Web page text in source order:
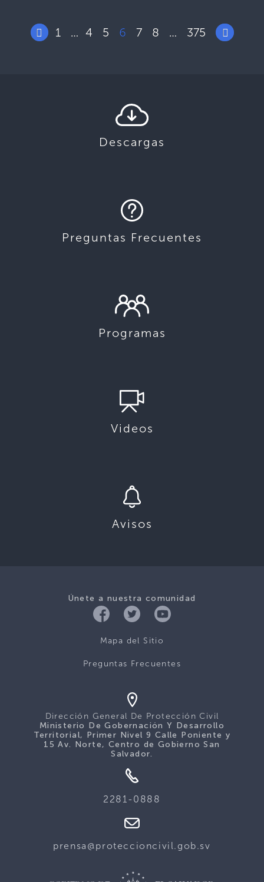
1 … 4 5 6 7 8 … 375
Descargas
Preguntas Frecuentes
Programas
Videos
Avisos
Únete a nuestra comunidad
Mapa del Sitio
Preguntas Frecuentes
Dirección General De Protección Civil
Ministerio De Gobernación Y Desarrollo
Territorial, Primer Nivel 9 Calle Poniente y
15 Av. Norte, Centro de Gobierno San
Salvador.
2281-0888
prensa@proteccioncivil.gob.sv